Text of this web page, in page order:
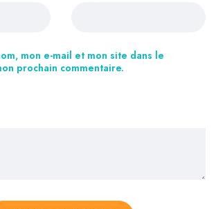
mon e-mail et mon site dans le
prochain commentaire.